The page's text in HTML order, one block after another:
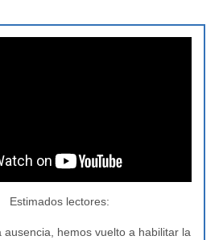
Estimados lectores:
ausencia, hemos vuelto a habilitar la